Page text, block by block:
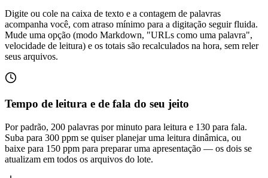
Digite ou cole na caixa de texto e a contagem de palavras
acompanha você, com atraso mínimo para a digitação seguir fluida.
Mude uma opção (modo Markdown, "URLs como uma palavra",
velocidade de leitura) e os totais são recalculados na hora, sem reler
seus arquivos.
Tempo de leitura e de fala do seu jeito
Por padrão, 200 palavras por minuto para leitura e 130 para fala.
Suba para 300 ppm se quiser planejar uma leitura dinâmica, ou
baixe para 150 ppm para preparar uma apresentação — os dois se
atualizam em todos os arquivos do lote.